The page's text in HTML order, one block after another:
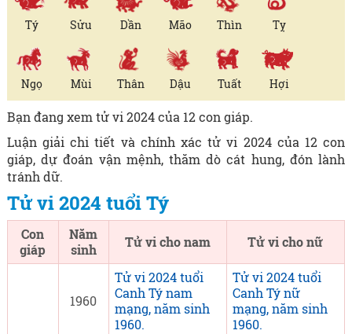
Tý Sửu Dần Mão Thìn Tỵ
Ngọ Mùi Thân Dậu Tuất Hợi
Bạn đang xem tử vi 2024 của 12 con giáp.
Luận giải chi tiết và chính xác tử vi 2024 của 12 con
giáp, dự đoán vận mệnh, thăm dò cát hung, đón lành
tránh dữ.
Tử vi 2024 tuổi Tý
Con
giáp
Năm
sinh
Tử vi cho nam Tử vi cho nữ
1960
Tử vi 2024 tuổi
Canh Tý nam
mạng, năm sinh
1960.
Tử vi 2024 tuổi
Canh Tý nữ
mạng, năm sinh
1960.